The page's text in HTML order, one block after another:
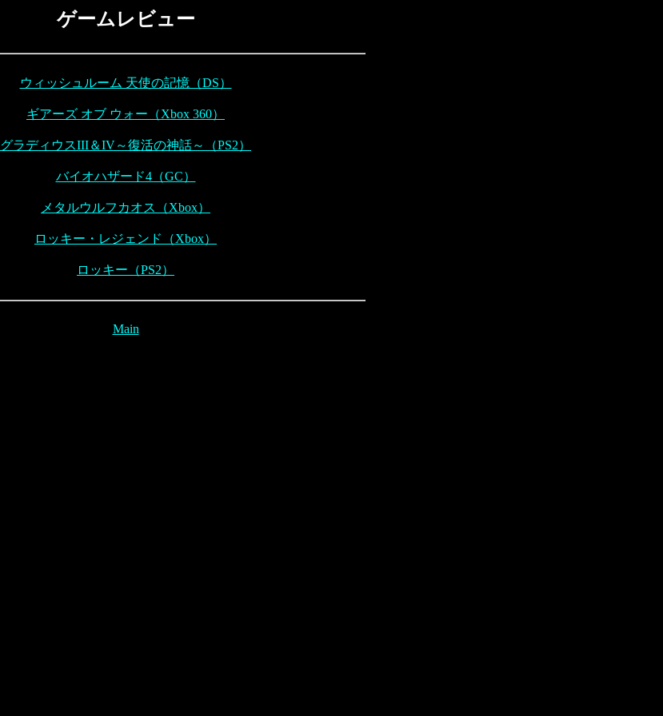
ゲームレビュー
ウィッシュルーム 天使の記憶（DS）
ギアーズ オブ ウォー（Xbox 360）
グラディウスIII＆IV～復活の神話～（PS2）
バイオハザード4（GC）
メタルウルフカオス（Xbox）
ロッキー・レジェンド（Xbox）
ロッキー（PS2）
Main